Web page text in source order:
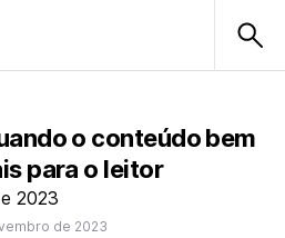
o conteúdo bem
para o leitor
2023
de 2023